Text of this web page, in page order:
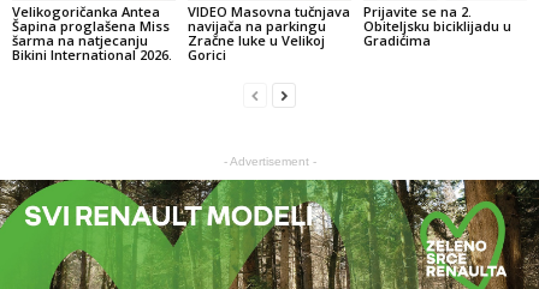
Velikogoričanka Antea
Šapina proglašena Miss
šarma na natjecanju
Bikini International 2026.
VIDEO Masovna tučnjava
navijača na parkingu
Zračne luke u Velikoj
Gorici
Prijavite se na 2.
Obiteljsku biciklijadu u
Gradićima
- Advertisement -